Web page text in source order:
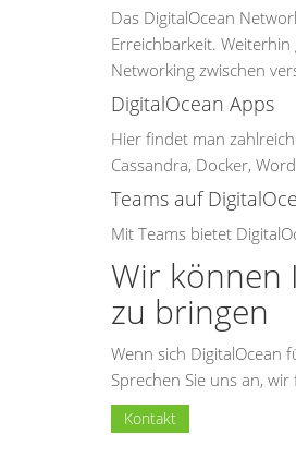
Das DigitalOcean
Erreichbarkeit.
Networking zwischen
DigitalOcean Apps
Hier findet man
Cassandra, Docker,
Teams auf
Mit Teams bietet
Wir können
zu bringen
Wenn sich DigitalOcean
Sprechen Sie uns an,
Kontakt